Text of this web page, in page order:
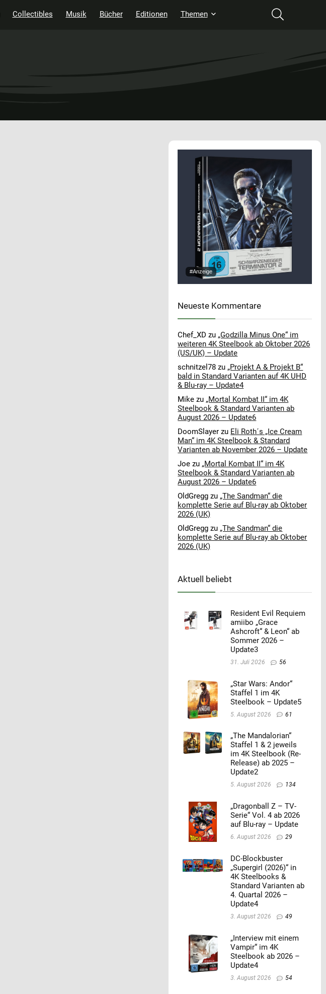
Collectibles Musik Bücher Editionen Themen
#Anzeige
Neueste Kommentare
Chef_XD zu „Godzilla Minus One“ im
weiteren 4K Steelbook ab Oktober 2026
(US/UK) – Update
schnitzel78 zu „Projekt A & Projekt B“
bald in Standard Varianten auf 4K UHD
& Blu-ray – Update4
Mike zu „Mortal Kombat II“ im 4K
Steelbook & Standard Varianten ab
August 2026 – Update6
DoomSlayer zu Eli Roth´s „Ice Cream
Man“ im 4K Steelbook & Standard
Varianten ab November 2026 – Update
Joe zu „Mortal Kombat II“ im 4K
Steelbook & Standard Varianten ab
August 2026 – Update6
OldGregg zu „The Sandman“ die
komplette Serie auf Blu-ray ab Oktober
2026 (UK)
OldGregg zu „The Sandman“ die
komplette Serie auf Blu-ray ab Oktober
2026 (UK)
Aktuell beliebt
Resident Evil Requiem
amiibo „Grace
Ashcroft“ & Leon“ ab
Sommer 2026 –
Update3
31. Juli 2026 56
„Star Wars: Andor“
Staffel 1 im 4K
Steelbook – Update5
5. August 2026 61
„The Mandalorian“
Staffel 1 & 2 jeweils
im 4K Steelbook (Re-
Release) ab 2025 –
Update2
5. August 2026 134
„Dragonball Z – TV-
Serie“ Vol. 4 ab 2026
auf Blu-ray – Update
6. August 2026 29
DC-Blockbuster
„Supergirl (2026)“ in
4K Steelbooks &
Standard Varianten ab
4. Quartal 2026 –
Update4
3. August 2026 49
„Interview mit einem
Vampir“ im 4K
Steelbook ab 2026 –
Update4
3. August 2026 54